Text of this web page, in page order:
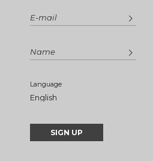
Language